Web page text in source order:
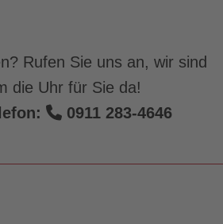
Rufen Sie uns an, wir sind
die Uhr für Sie da!
0911 283-4646